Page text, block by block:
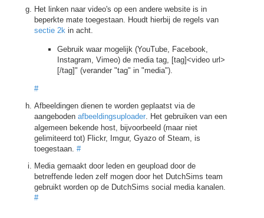
Het linken naar video's op een andere website is in
beperkte mate toegestaan. Houdt hierbij de regels van
sectie 2k in acht.
Gebruik waar mogelijk (YouTube, Facebook,
Instagram, Vimeo) de media tag, [tag]<video url>
[/tag]" (verander "tag" in "media").
#
Afbeeldingen dienen te worden geplaatst via de
aangeboden afbeeldingsuploader. Het gebruiken van een
algemeen bekende host, bijvoorbeeld (maar niet
gelimiteerd tot) Flickr, Imgur, Gyazo of Steam, is
toegestaan. #
Media gemaakt door leden en geupload door de
betreffende leden zelf mogen door het DutchSims team
gebruikt worden op de DutchSims social media kanalen.
#